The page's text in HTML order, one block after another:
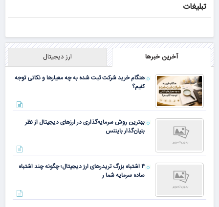
تبلیغات
آخرین خبرها ارز دیجیتال
هنگام خرید شرکت ثبت شده به چه معیارها و نکاتی توجه
کنیم؟
بهترین روش سرمایه‌گذاری در ارزهای دیجیتال از نظر
بنیان‌گذار بایننس
۴ اشتباه بزرگ تریدرهای ارز دیجیتال؛ چگونه چند اشتباه
ساده سرمایه شما ر